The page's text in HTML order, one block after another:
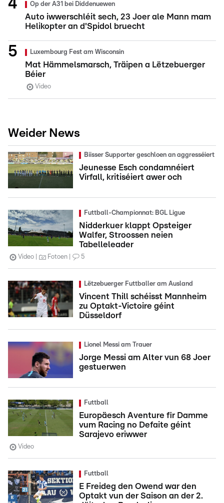
Op der A31 bei Diddenuewen
Auto iwwerschléit sech, 23 Joer ale Mann mam
Helikopter an d'Spidol bruecht
Luxembourg Fest am Wisconsin
Mat Hämmelsmarsch, Träipen a Lëtzebuerger
Béier
Video
Weider News
Biisser Supporter geschloen an aggresséiert
Jeunesse Esch condamnéiert
Virfall, kritiséiert awer och
Futtball-Championnat: BGL Ligue
Nidderkuer klappt Opsteiger
Walfer, Stroossen neien
Tabelleleader
Video Fotoen 5
Lëtzebuerger Futtballer am Ausland
Vincent Thill schéisst Mannheim
zu Optakt-Victoire géint
Düsseldorf
Lionel Messi am Trauer
Jorge Messi am Alter vun 68 Joer
gestuerwen
Futtball
Europäesch Aventure fir Damme
vum Racing no Defaite géint
Sarajevo eriwwer
Video
Futtball
E Freideg den Owend war den
Optakt vun der Saison an der 2.